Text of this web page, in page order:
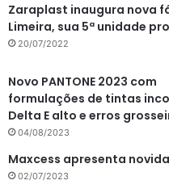
Zaraplast inaugura nova
Limeira, sua 5ª unidade
20/07/2022
Novo PANTONE 2023 com
formulações de tintas
Delta E alto e erros
04/08/2023
Maxcess apresenta
02/07/2023